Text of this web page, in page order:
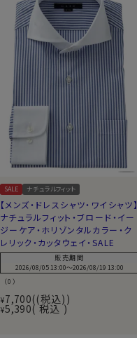
SALE ナチュラルフィット
【メンズ・ドレスシャツ・ワイシャツ】
ナチュラルフィット・ブロード・イー
ジーケア・ホリゾンタルカラー・ク
レリック・カッタウェイ・SALE
販売期間
2026/08/05 13:00〜2026/08/19 13:00
（0）
¥7,700 (税込)
¥5,390 税込